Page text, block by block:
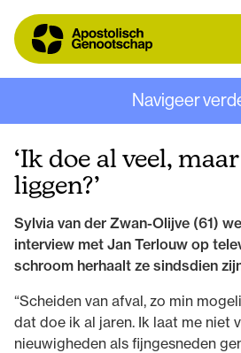
Navigeer
‘Ik doe al veel,
liggen?’
Sylvia van der Zwan-Olijve (61)
interview met Jan Terlouw op
schroom herhaalt ze sindsdien
“Scheiden van afval, zo min
dat doe ik al jaren. Ik laat me niet
nieuwigheden als fijngesneden